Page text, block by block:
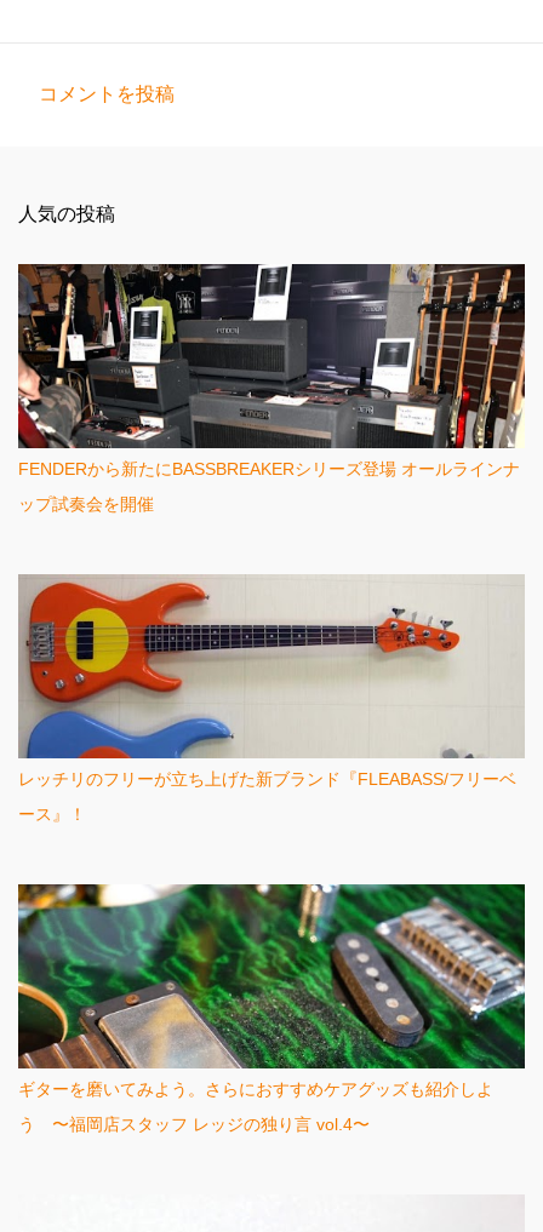
ト
コメントを投稿
人気の投稿
FENDERから新たにBASSBREAKERシリーズ登場 オールラインナ
ップ試奏会を開催
レッチリのフリーが立ち上げた新ブランド『FLEABASS/フリーベ
ース』！
ギターを磨いてみよう。さらにおすすめケアグッズも紹介しよ
う 〜福岡店スタッフ レッジの独り言 vol.4〜